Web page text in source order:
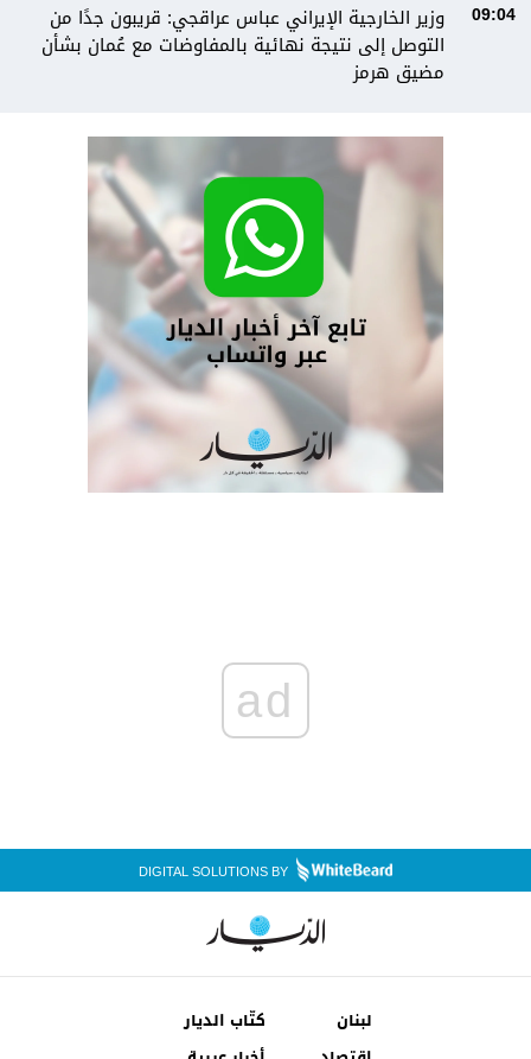
09:04
وزير الخارجية الإيراني عباس عراقجي: قريبون جدًا من
التوصل إلى نتيجة نهائية بالمفاوضات مع عُمان بشأن
مضيق هرمز
ad
DIGITAL SOLUTIONS BY
لبنان
كتّاب الديار